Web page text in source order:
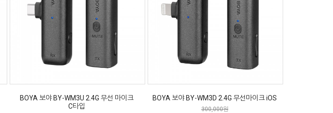
BOYA 보야 BY-WM3U 2.4G 무선 마이크
C타입
BOYA 보야 BY-WM3D 2.4G 무선마이크 iOS
300,000원